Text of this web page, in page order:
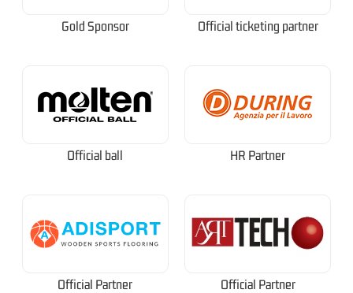
Gold Sponsor Official ticketing partner
Official ball HR Partner
Official Partner Official Partner